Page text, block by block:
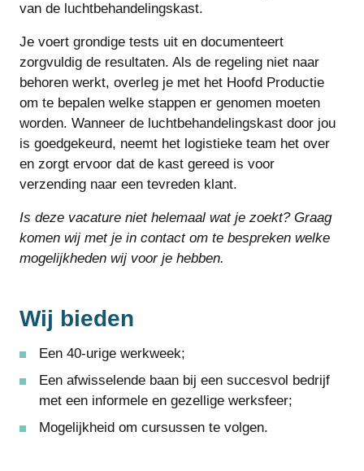
van de luchtbehandelingskast.
Je voert grondige tests uit en documenteert
zorgvuldig de resultaten. Als de regeling niet naar
behoren werkt, overleg je met het Hoofd Productie
om te bepalen welke stappen er genomen moeten
worden. Wanneer de luchtbehandelingskast door jou
is goedgekeurd, neemt het logistieke team het over
en zorgt ervoor dat de kast gereed is voor
verzending naar een tevreden klant.
Is deze vacature niet helemaal wat je zoekt? Graag
komen wij met je in contact om te bespreken welke
mogelijkheden wij voor je hebben.
Wij bieden
Een 40-urige werkweek;
Een afwisselende baan bij een succesvol bedrijf
met een informele en gezellige werksfeer;
Mogelijkheid om cursussen te volgen.